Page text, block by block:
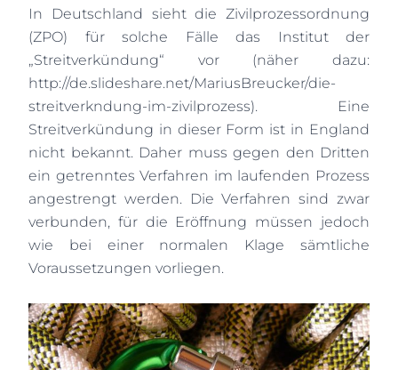
In Deutschland sieht die Zivilprozessordnung
(ZPO) für solche Fälle das Institut der
„Streitverkündung“ vor (näher dazu:
http://de.slideshare.net/MariusBreucker/die-
streitverkndung-im-zivilprozess). Eine
Streitverkündung in dieser Form ist in England
nicht bekannt. Daher muss gegen den Dritten
ein getrenntes Verfahren im laufenden Prozess
angestrengt werden. Die Verfahren sind zwar
verbunden, für die Eröffnung müssen jedoch
wie bei einer normalen Klage sämtliche
Voraussetzungen vorliegen.